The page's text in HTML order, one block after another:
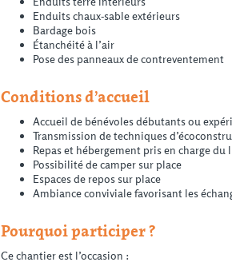
Enduits chaux-sable extérieurs
Bardage bois
Étanchéité à l’air
Pose des panneaux de contreventement
Conditions d’accueil
Accueil de bénévoles débutants ou
Transmission de techniques
Repas et hébergement pris en charge
Possibilité de camper sur place
Espaces de repos sur place
Ambiance conviviale favorisant les
Pourquoi participer ?
Ce chantier est l’occasion :